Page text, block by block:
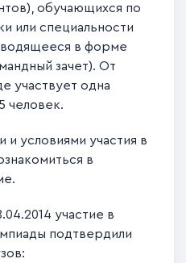
обучающихся по
или специальности
в форме
зачет). От
участвует одна
человек.
условиями участия в
в
участие в
подтвердили